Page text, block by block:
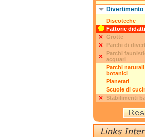
Divertimento
Discoteche
Fattorie
Grotte
Parchi di
Parchi
acquari
Parchi
botanici
Planetari
Scuole di
Stabilimenti